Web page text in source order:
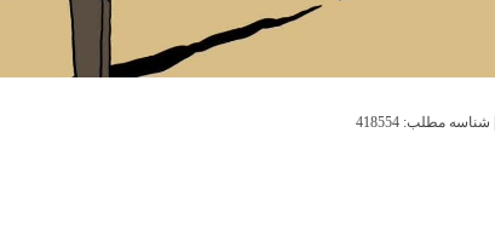
| شناسه مطلب: 418554